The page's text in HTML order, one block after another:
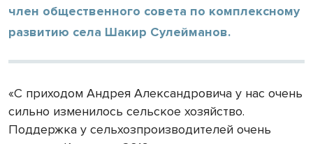
член общественного совета по комплексному
развитию села Шакир Сулейманов.
«С приходом Андрея Александровича у нас очень
сильно изменилось сельское хозяйство.
Поддержка у сельхозпроизводителей очень